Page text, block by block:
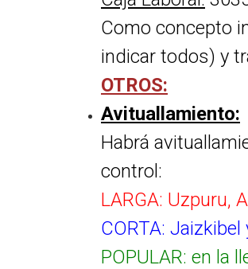
Como concepto
indicar todos) y
OTROS:
Avituallamiento:
Habrá
control:
LARGA: Uzpuru,
CORTA: Jaizkibel
POPULAR: en la